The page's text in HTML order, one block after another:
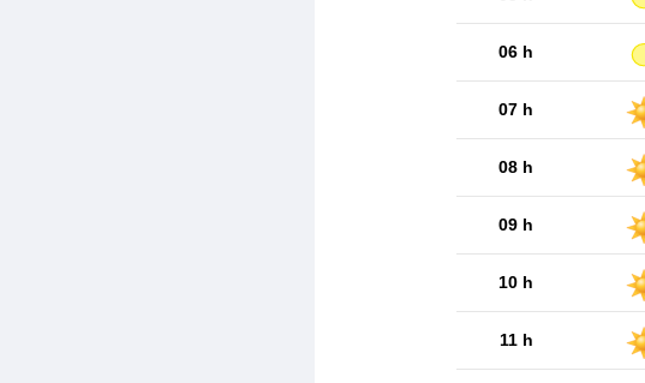
06 h
07 h
08 h
09 h
10 h
11 h